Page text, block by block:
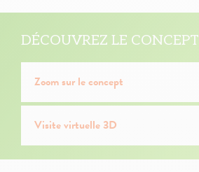
DÉCOUVREZ LE CONCEPT
Zoom sur le concept
Visite virtuelle 3D